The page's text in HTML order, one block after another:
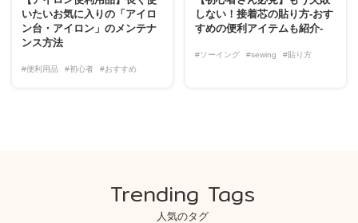
いたいお気に入りの「アイロ
ン台・アイロン」のメンテナ
ンス方法
#便利用品 #初心者 #おすすめ
しない！接着芯の貼り方-おす
すめの便利アイテムも紹介-
#ソーイング #sewing #貼り方
Trending Tags
人気のタグ